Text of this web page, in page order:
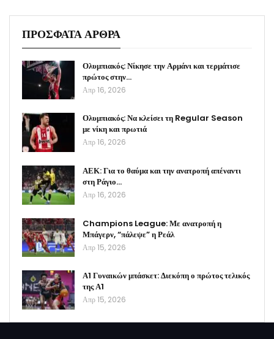
ΠΡΟΣΦΑΤΑ ΑΡΘΡΑ
Ολυμπιακός: Νίκησε την Αρμάνι και τερμάτισε
πρώτος στην…
Απρ 16, 2026
Ολυμπιακός: Να κλείσει τη Regular Season
με νίκη και πρωτιά
Απρ 16, 2026
ΑΕΚ: Για το θαύμα και την ανατροπή απέναντι
στη Ράγιο…
Απρ 16, 2026
Champions League: Με ανατροπή η
Μπάγερν, “πάλεψε” η Ρεάλ
Απρ 15, 2026
Α1 Γυναικών μπάσκετ: Διεκόπη ο πρώτος τελικός
της Α1
Απρ 15, 2026